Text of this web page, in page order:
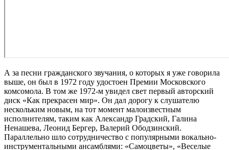
А за песни гражданского звучания, о которых я уже говорила
выше, он был в 1972 году удостоен Премии Московского
комсомола. В том же 1972-м увидел свет первый авторский
диск «Как прекрасен мир». Он дал дорогу к слушателю
нескольким новым, на тот момент малоизвестным
исполнителям, таким как Александр Градский, Галина
Ненашева, Леонид Бергер, Валерий Ободзинский.
Параллельно шло сотрудничество с популярными вокально-
инструментальными ансамблями: «Самоцветы», «Веселые